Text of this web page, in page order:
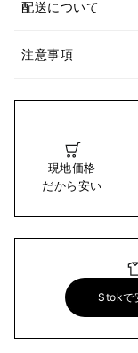
配送について
注意事項
現地価格
だから安い
Stokで